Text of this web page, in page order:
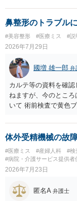
検察庁に訴えるのも
は、結局所轄だと思
ないです。 一度、最
談してみてはいかが
鼻整形のトラブル
#美容整形 #医療ミス #説
2026年7月29日
國増 雄一郎 弁
カルテ等の資料を確
ねますが、今のとこ
いて 術前検査で黄色
的な医療水準に照ら
過失が認められる可
仮に左右でリスクが著
ば、それに関する説明
挙上について 施術内
と、それを相手方が
体外受精機械の故
#医療ミス #産婦人科 #検
#病院・介護サービス提供者
2026年7月23日
匿名A 弁護士